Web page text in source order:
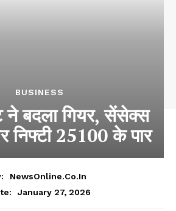
BUSINESS
ने बदला गियर, सेंसेक्स
25100 के पार
NewsOnline.co.in
January 27, 2026